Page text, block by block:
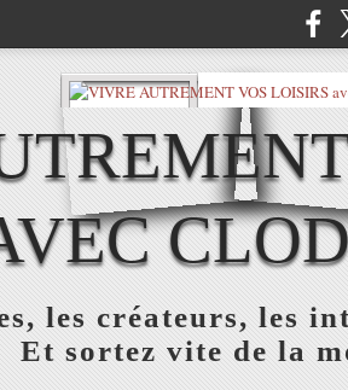
les créateurs, les
Et sortez vite de la